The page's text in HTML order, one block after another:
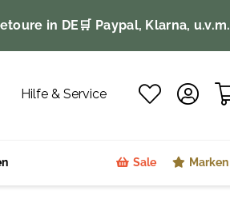
in DE 🛒 Paypal, Klarna, u.v.m.
Hilfe & Service
Sale Marken